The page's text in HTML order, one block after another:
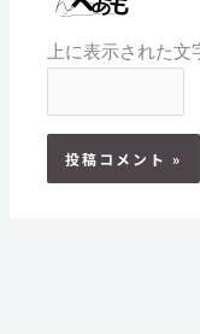
上に表示された文